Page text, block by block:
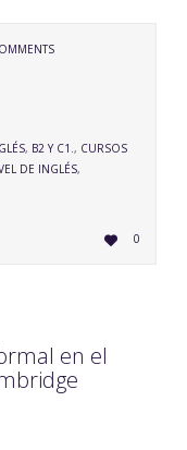
, B2 Y C1., CURSOS
DE INGLÉS,
 LOVE
IT0
en el